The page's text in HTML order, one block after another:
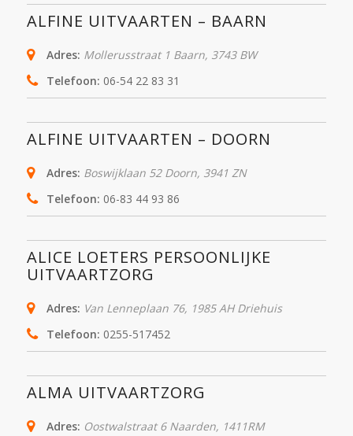
ALFINE UITVAARTEN – BAARN
Adres: Mollerusstraat 1 Baarn, 3743 BW
Telefoon: 06-54 22 83 31
ALFINE UITVAARTEN – DOORN
Adres: Boswijklaan 52 Doorn, 3941 ZN
Telefoon: 06-83 44 93 86
ALICE LOETERS PERSOONLIJKE
UITVAARTZORG
Adres: Van Lenneplaan 76, 1985 AHDriehuis
Telefoon: 0255-517452
ALMA UITVAARTZORG
Adres: Oostwalstraat 6 Naarden, 1411RM